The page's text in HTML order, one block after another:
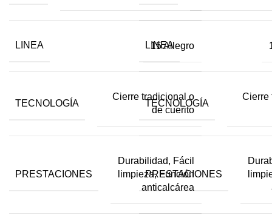
LINEA 15 Allegro
TECNOLOGÍA
Cierre tradicional o
de cuerito
PRESTACIONES
Durabilidad, Fácil
limpieza, Función
anticalcárea
LINEA
TECNOLOGÍA
Cierre
PRESTACIONES